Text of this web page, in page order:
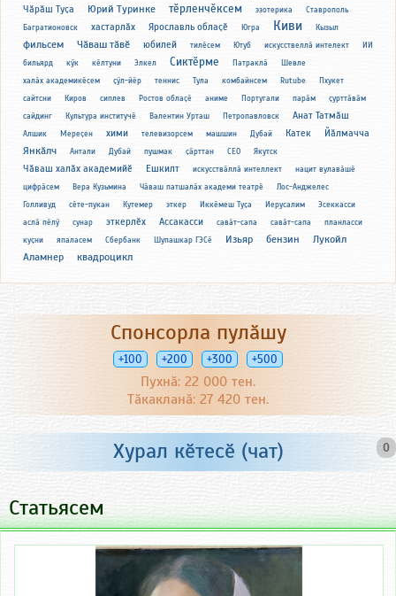
Чӑрӑш Туҫа Юрий Туринке тӗрленчӗксем эзотерика
Ставрополь
Багратионовск
хастарлӑх Ярославль облаҫӗ Югра Киви Кызыл
фильсем Чӑваш тӑвӗ юбилей тилӗсем Ютуб искусствеллӑ интелект
ИИ
бильярд
кӳк кӗлтуни Элкел Сиктӗрме Патраклӑ
Шевле
халӑх академикӗсем
ҫӳл-йӗр теннис Тула комбайнсем Rutube
Пхукет
сайтсни
Киров сиплев Ростов облаҫӗ аниме Португали парӑм
ҫурттӑвӑм
сайдинг
Культура институчӗ Валентин Урташ Петропавловск Анат Татмӑш
Алшик Мереҫен хими телевизорсем машшин Дубай Катек Йӑлмачча
Янкӑлч Антали Дубай пушмак ҫӑрттан СЕО Якутск
Чӑваш халӑх академийӗ Ешкилт искусствӑллӑ интеллект
нацит вулавӑшӗ
цифрӑсем
Вера Кузьмина Чӑваш патшалӑх академи театрӗ
Лос-Анджелес
Голливуд
сӗте-пукан Кутемер эткер Иккӗмеш Туҫа Иерусалим
Эсеккасси
аслӑ пӗлӳ
сунар эткерлӗх Ассакасси савӑт-сапа савӑт-сапа
планласси
куҫни
япаласем Сбербанк Шупашкар ГЭСӗ Изьяр бензин
Лукойл
Аламнер
квадроцикл
Спонсорла пулӑшу
+100 +200 +300 +500
Пухнӑ: 22 000 тен.
Тӑкакланӑ: 27 420 тен.
0
Хурал кӗтесӗ (чат)
Статьясем